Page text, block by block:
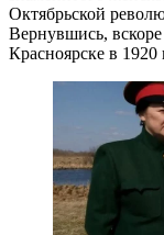
Октябрьской
Вернувшись, вскоре
Красноярске в 1920